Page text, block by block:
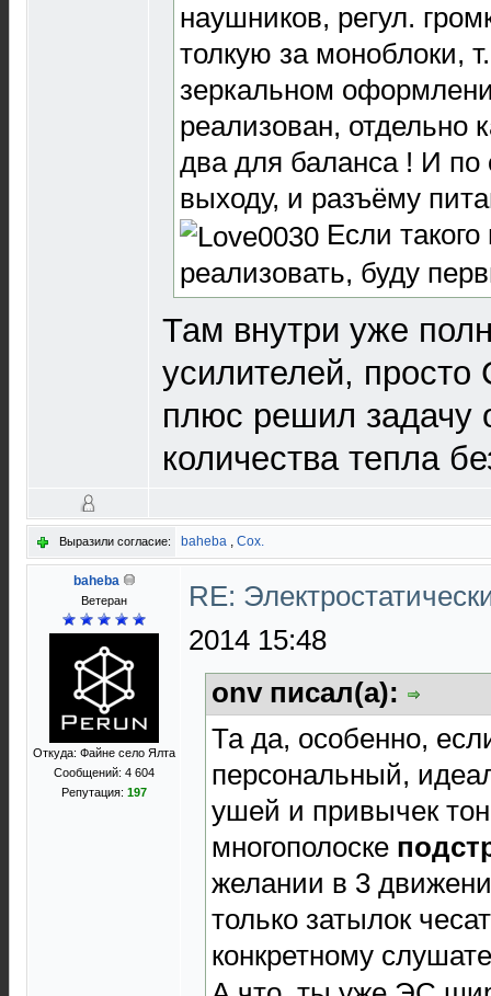
наушников, регул.
толкую за моноблоки,
зеркальном
реализован, отдельно
два для баланса ! И
выходу, и разъёму
Если
реализовать, буду
Там внутри уже
усилителей,
плюс решил задачу
количества тепла
Выразили согласие: baheba , Cox.
baheba
Ветеран
Откуда: Файне село Ялта
Сообщений: 4 604
Репутация: 197
RE:
2014 15:48
onv писал(а):
Та да, особенно,
персональный,
ушей и привычек
многополоске
желании в 3
только затылок
конкретному